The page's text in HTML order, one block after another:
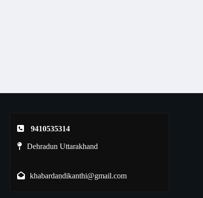
9410535314
Dehradun Uttarakhand
khabardandikanthi@gmail.com